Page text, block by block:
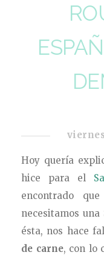
Hoy quería
hice para el
encontrado
necesitamos una
ésta, nos hace
de carne, con lo